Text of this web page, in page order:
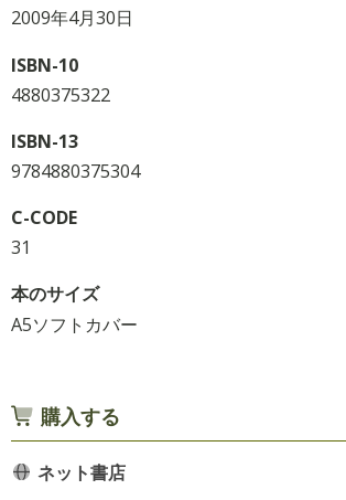
2009年4月30日
ISBN-10
4880375322
ISBN-13
9784880375304
C-CODE
31
本のサイズ
A5ソフトカバー
購入する
ネット書店